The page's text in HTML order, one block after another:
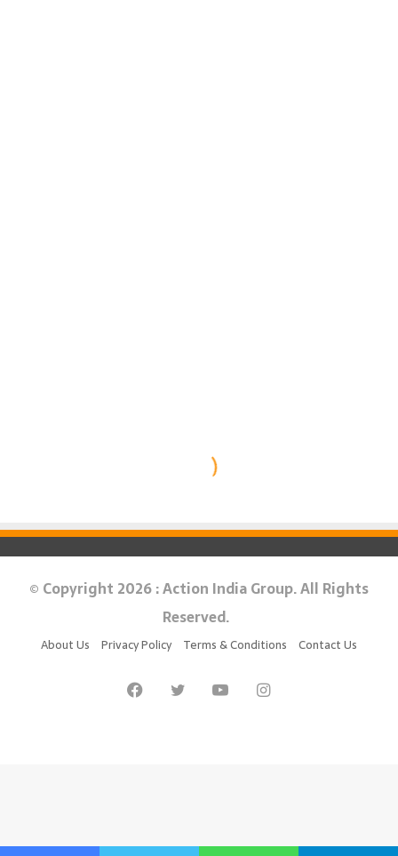
© Copyright 2026 : Action India Group. All Rights
Reserved.
About Us Privacy Policy Terms & Conditions Contact Us
FacebookTwitter YouTubeInstagram